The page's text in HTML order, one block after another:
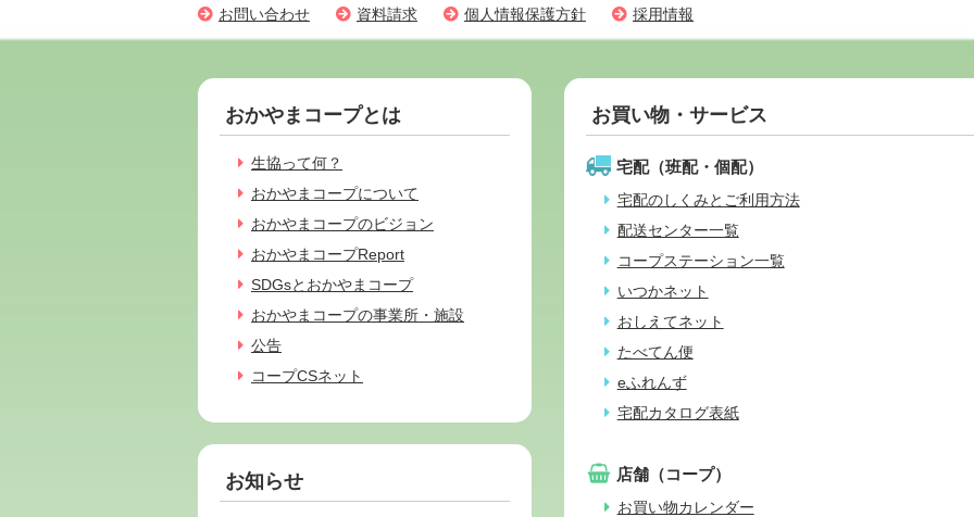
お問い合わせ 資料請求 個人情報保護方針 採用情報
おかやまコープとは
生協って何？
おかやまコープについて
おかやまコープのビジョン
おかやまコープReport
SDGsとおかやまコープ
おかやまコープの事業所・施設
公告
コープCSネット
お知らせ
お買い物・サービス
宅配（班配・個配）
宅配のしくみとご利用方法
配送センター一覧
コープステーション一覧
いつかネット
おしえてネット
たべてん便
eふれんず
宅配カタログ表紙
店舗（コープ）
お買い物カレンダー